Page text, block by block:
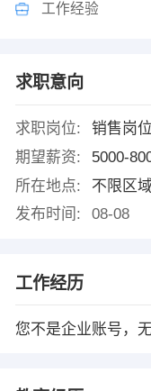
工作经验
求职意向
求职岗位:
销售岗位
期望薪资:
5000-
所在地点:
不限区域
发布时间:
08-08
工作经历
您不是企业账号，